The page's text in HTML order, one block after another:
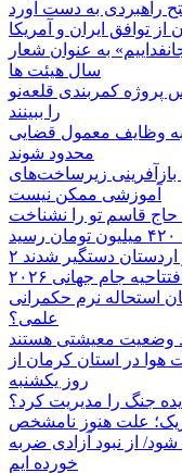
راهبردی به دست آورد
از توافق ایران و آمریکا
به عنوان شعار
سال هیئت ها
پروژه کمربندی قلعه‌نو
را ببینند
به وظایف معمول قضایی
محدود شوند
زیرساخت‌های
آموزشی ممکن نیست
قاسم تو را نشناخت
اردستان دستگیر شدند
جام جهانی ۲۰۲۶
استحاله نرم حکمرانی
علمی؟
وضعیت معیشتی هستند
در استان کرمان از
روز یکشنبه
جنگ را مدیریت کرد؟
علت هنوز نامشخص
از نبود آزادی ضربه
خورده ایم